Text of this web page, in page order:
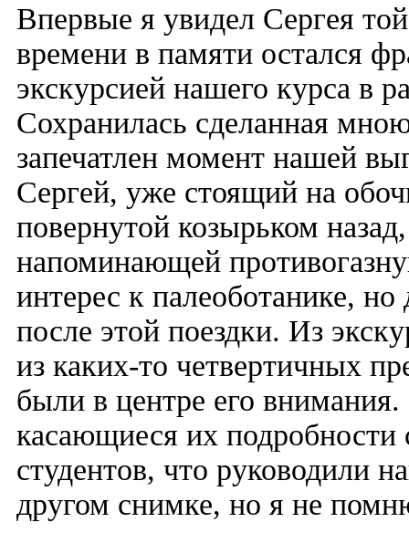
Впервые я увидел Сергея
времени в памяти остался
экскурсией нашего курса в
Сохранилась сделанная
запечатлен момент нашей
Сергей, уже стоящий на
повернутой козырьком
напоминающей
интерес к палеоботанике,
после этой поездки. Из
из каких-то четвертичных
были в центре его
касающиеся их подробности
студентов, что руководили
другом снимке, но я не